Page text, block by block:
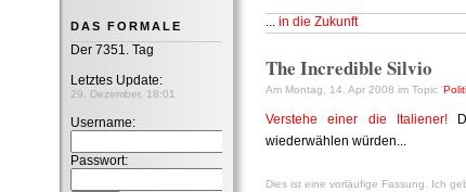
DAS FORMALE
Der 7351. Tag
Letztes Update:
29. Dezember, 18:01
Username:
Passwort:
... in die Zukunft
The Incredible Silvio
Am Montag, 14. Apr 2008 im Topic '
Verstehe einer die Italiener!
wiederwählen würden...
Dies ist eine vorläufige Fassung. Ich